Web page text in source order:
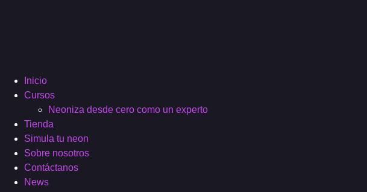
Inicio
Cursos
Neoniza desde cero como un experto
Tienda
Simula tu neon
Sobre nosotros
Contáctanos
News